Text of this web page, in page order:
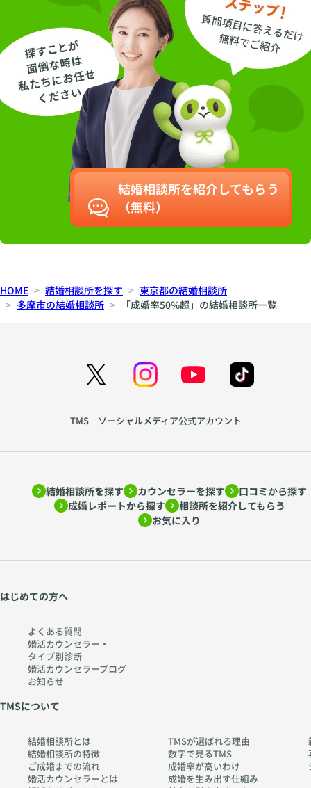
結婚相談所を紹介してもらう
（無料）
HOME 結婚相談所を探す
東京都の結婚相談所
多摩市の結婚相談所
「成婚率50%超」の結婚相談所一覧
TMS ソーシャルメディア公式アカウント
結婚相談所を探す カウンセラーを探す
口コミから探す
成婚レポートから探す
相談所を紹介してもらう
お気に入り
はじめての方へ
よくある質問
婚活カウンセラー・
タイプ別診断
婚活カウンセラーブログ
お知らせ
TMSについて
結婚相談所とは
結婚相談所の特徴
ご成婚までの流れ
婚活カウンセラーとは
TMSが選ばれる理由
数字で見るTMS
成婚率が高いわけ
成婚を生み出す仕組み